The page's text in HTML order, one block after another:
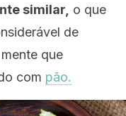
similar, o que
de
que
com pão.